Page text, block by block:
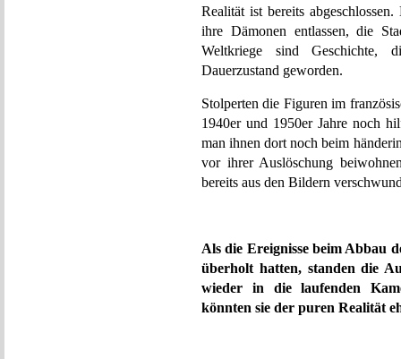
Realität ist bereits
ihre Dämonen entlassen, die
Weltkriege sind Geschichte,
Dauerzustand geworden.
Stolperten die Figuren im
1940er und 1950er Jahre noch
man ihnen dort noch beim
vor ihrer Auslöschung
bereits aus den Bildern
Als die Ereignisse beim Abbau
überholt hatten, standen die
wieder in die laufenden
könnten sie der puren Realität